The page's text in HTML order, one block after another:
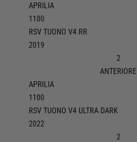
APRILIA
1100
RSV TUONO V4 RR
2019
2
ANTERIORE
APRILIA
1100
RSV TUONO V4 ULTRA DARK
2022
2